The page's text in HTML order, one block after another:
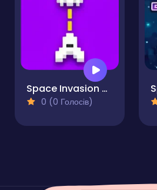
Space Invasion Arcade
0 (0 Голосів)